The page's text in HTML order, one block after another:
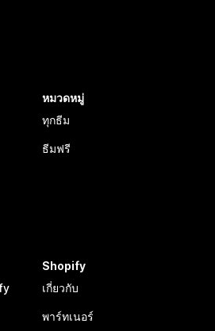
หมวดหมู่
ทุกธีม
ธีมฟรี
Shopify
เกี่ยวกับ
พาร์ทเนอร์